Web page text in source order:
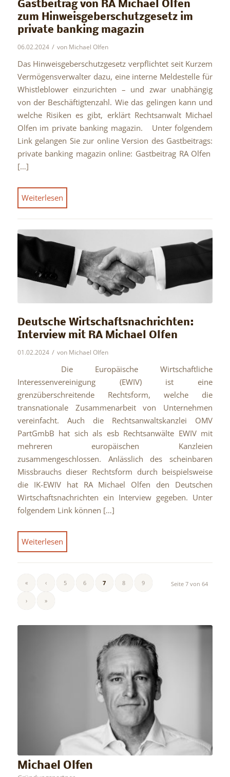
Gastbeitrag von RA Michael Olfen
zum Hinweisgeberschutzgesetz im
private banking magazin
06.02.2024 / von Michael Olfen
Das Hinweisgeberschutzgesetz verpflichtet seit Kurzem
Vermögensverwalter dazu, eine interne Meldestelle für
Whistleblower einzurichten – und zwar unabhängig
von der Beschäftigtenzahl. Wie das gelingen kann und
welche Risiken es gibt, erklärt Rechtsanwalt Michael
Olfen im private banking magazin. Unter folgendem
Link gelangen Sie zur online Version des Gastbeitrags:
private banking magazin online: Gastbeitrag RA Olfen
[…]
Weiterlesen
Deutsche Wirtschaftsnachrichten:
Interview mit RA Michael Olfen
01.02.2024 / von Michael Olfen
Die Europäische Wirtschaftliche
Interessenvereinigung (EWIV) ist eine
grenzüberschreitende Rechtsform, welche die
transnationale Zusammenarbeit von Unternehmen
vereinfacht. Auch die Rechtsanwaltskanzlei OMV
PartGmbB hat sich als esb Rechtsanwälte EWIV mit
mehreren europäischen Kanzleien
zusammengeschlossen. Anlässlich des scheinbaren
Missbrauchs dieser Rechtsform durch beispielsweise
die IK-EWIV hat RA Michael Olfen den Deutschen
Wirtschaftsnachrichten ein Interview gegeben. Unter
folgendem Link können […]
Weiterlesen
Seite 7 von 64
« ‹ 5 6 7 8 9
› »
Michael Olfen